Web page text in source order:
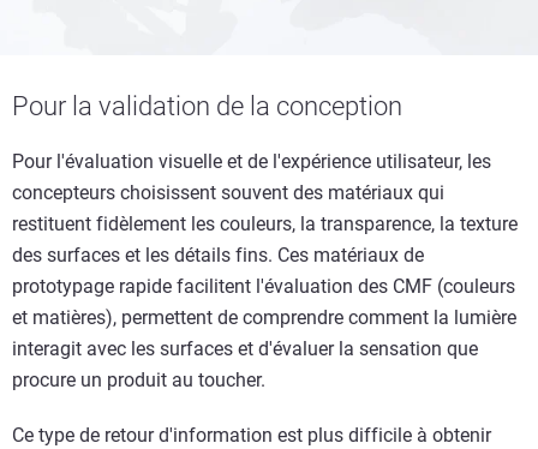
Pour la validation de la conception
Pour l'évaluation visuelle et de l'expérience utilisateur, les
concepteurs choisissent souvent des matériaux qui
restituent fidèlement les couleurs, la transparence, la texture
des surfaces et les détails fins. Ces matériaux de
prototypage rapide facilitent l'évaluation des CMF (couleurs
et matières), permettent de comprendre comment la lumière
interagit avec les surfaces et d'évaluer la sensation que
procure un produit au toucher.
Ce type de retour d'information est plus difficile à obtenir